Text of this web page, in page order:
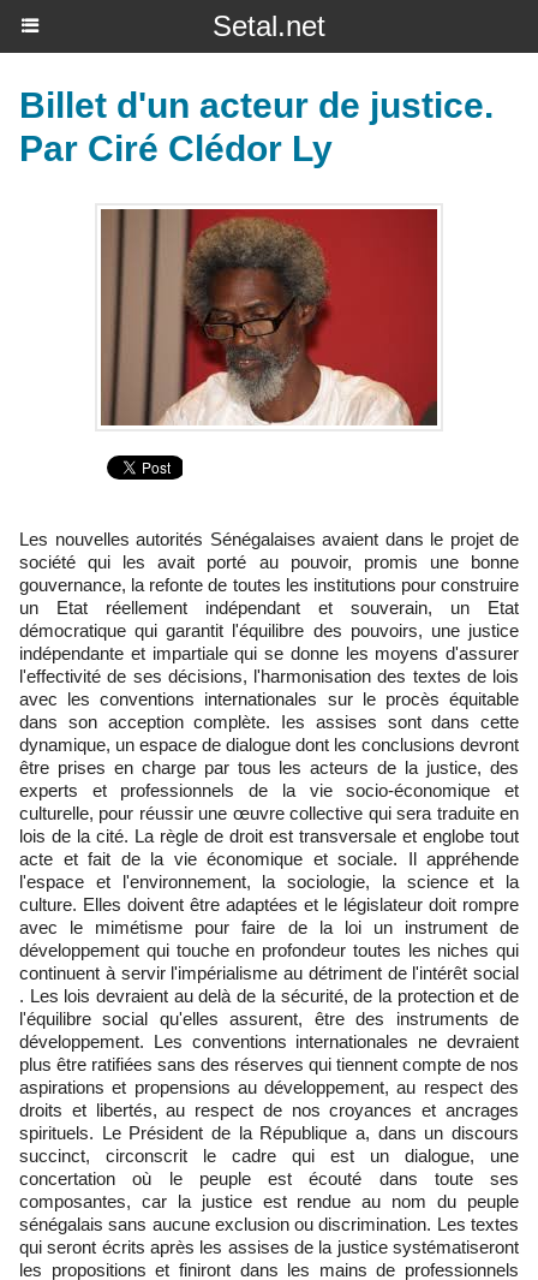
Setal.net
Billet d'un acteur de justice.
Par Ciré Clédor Ly
Les nouvelles autorités Sénégalaises avaient dans le projet de
société qui les avait porté au pouvoir, promis une bonne
gouvernance, la refonte de toutes les institutions pour construire
un Etat réellement indépendant et souverain, un Etat
démocratique qui garantit l'équilibre des pouvoirs, une justice
indépendante et impartiale qui se donne les moyens d'assurer
l'effectivité de ses décisions, l'harmonisation des textes de lois
avec les conventions internationales sur le procès équitable
dans son acception complète. Ies assises sont dans cette
dynamique, un espace de dialogue dont les conclusions devront
être prises en charge par tous les acteurs de la justice, des
experts et professionnels de la vie socio-économique et
culturelle, pour réussir une œuvre collective qui sera traduite en
lois de la cité. La règle de droit est transversale et englobe tout
acte et fait de la vie économique et sociale. Il appréhende
l'espace et l'environnement, la sociologie, la science et la
culture. Elles doivent être adaptées et le législateur doit rompre
avec le mimétisme pour faire de la loi un instrument de
développement qui touche en profondeur toutes les niches qui
continuent à servir l'impérialisme au détriment de l'intérêt social
. Les lois devraient au delà de la sécurité, de la protection et de
l'équilibre social qu'elles assurent, être des instruments de
développement. Les conventions internationales ne devraient
plus être ratifiées sans des réserves qui tiennent compte de nos
aspirations et propensions au développement, au respect des
droits et libertés, au respect de nos croyances et ancrages
spirituels. Le Président de la République a, dans un discours
succinct, circonscrit le cadre qui est un dialogue, une
concertation où le peuple est écouté dans toute ses
composantes, car la justice est rendue au nom du peuple
sénégalais sans aucune exclusion ou discrimination. Les textes
qui seront écrits après les assises de la justice systématiseront
les propositions et finiront dans les mains de professionnels